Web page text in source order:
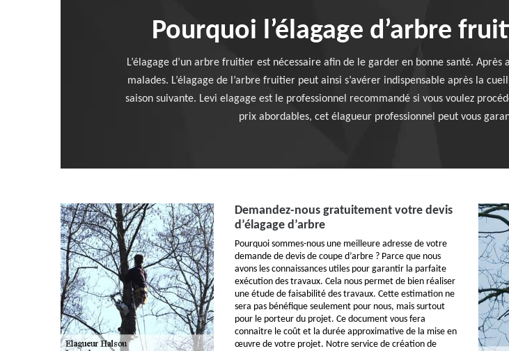
Pourquoi l’élagage d’arbre
L’élagage d’un arbre fruitier est nécessaire afin de le garder en bonne santé.
malades. L’élagage de l’arbre fruitier peut ainsi s’avérer indispensable après la
saison suivante. Levi elagage est le professionnel recommandé si vous voulez
prix abordables, cet élagueur professionnel peut vous
Demandez-nous gratuitement votre devis
d’élagage d’arbre
Pourquoi sommes-nous une meilleure adresse de votre
demande de devis de coupe d’arbre ? Parce que nous
avons les connaissances utiles pour garantir la parfaite
exécution des travaux. Cela nous permet de bien réaliser
une étude de faisabilité des travaux. Cette estimation ne
sera pas bénéfique seulement pour nous, mais surtout
pour le porteur du projet. Ce document vous fera
connaitre le coût et la durée approximative de la mise en
œuvre de votre projet. Notre service de création de